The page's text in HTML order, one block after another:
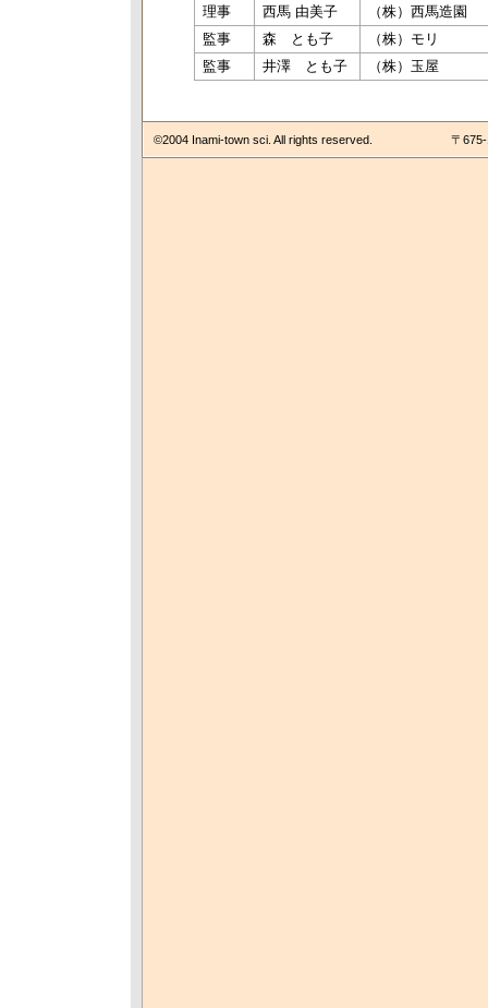
理事
西馬 由美子
（株）西馬造園
監事
森 とも子
（株）モリ
監事
井澤 とも子 （株）玉屋
〒
©2004 Inami-town sci. All rights reserved.